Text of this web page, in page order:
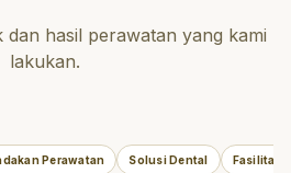
dan hasil perawatan yang kami
lakukan.
Perawatan Solusi Dental Fasilitas